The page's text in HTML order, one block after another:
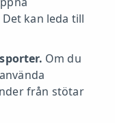
kan leda till
Om du
från stötar